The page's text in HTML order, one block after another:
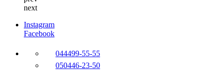
next
Instagram
Facebook
044499-55-55
050446-23-50